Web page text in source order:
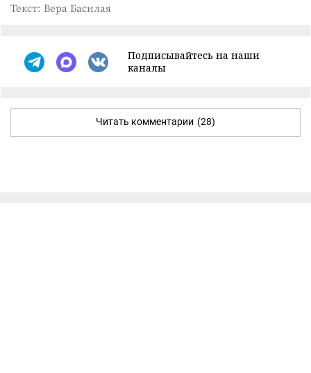
Текст: Вера Басилая
Подписывайтесь на наши
каналы
Читать комментарии (28)